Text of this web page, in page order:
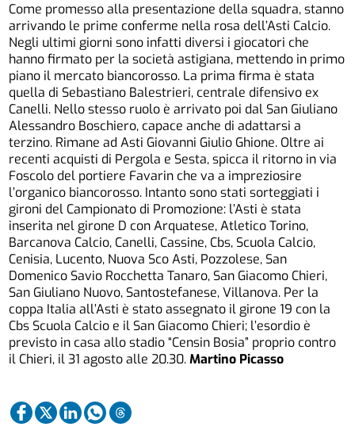
Come promesso alla presentazione della squadra, stanno
arrivando le prime conferme nella rosa dell’Asti Calcio.
Negli ultimi giorni sono infatti diversi i giocatori che
hanno firmato per la società astigiana, mettendo in primo
piano il mercato biancorosso. La prima firma è stata
quella di Sebastiano Balestrieri, centrale difensivo ex
Canelli. Nello stesso ruolo è arrivato poi dal San Giuliano
Alessandro Boschiero, capace anche di adattarsi a
terzino. Rimane ad Asti Giovanni Giulio Ghione. Oltre ai
recenti acquisti di Pergola e Sesta, spicca il ritorno in via
Foscolo del portiere Favarin che va a impreziosire
l’organico biancorosso. Intanto sono stati sorteggiati i
gironi del Campionato di Promozione: l’Asti è stata
inserita nel girone D con Arquatese, Atletico Torino,
Barcanova Calcio, Canelli, Cassine, Cbs, Scuola Calcio,
Cenisia, Lucento, Nuova Sco Asti, Pozzolese, San
Domenico Savio Rocchetta Tanaro, San Giacomo Chieri,
San Giuliano Nuovo, Santostefanese, Villanova. Per la
coppa Italia all’Asti è stato assegnato il girone 19 con la
Cbs Scuola Calcio e il San Giacomo Chieri; l’esordio è
previsto in casa allo stadio “Censin Bosia” proprio contro
il Chieri, il 31 agosto alle 20.30.Martino Picasso